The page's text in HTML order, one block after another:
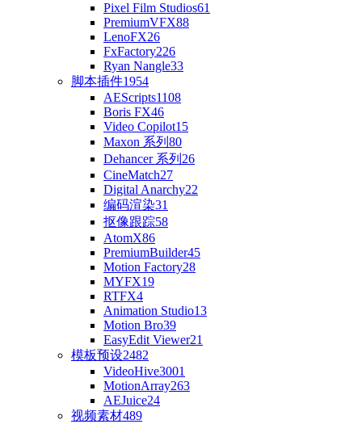
Pixel Film Studios61
PremiumVFX88
LenoFX26
FxFactory226
Ryan Nangle33
脚本插件1954
AEScripts1108
Boris FX46
Video Copilot15
Maxon 系列 80
Dehancer 系列 26
CineMatch27
Digital Anarchy22
编码渲染31
抠像跟踪58
AtomX86
PremiumBuilder45
Motion Factory28
MYFX19
RTFX4
Animation Studio13
Motion Bro39
EasyEdit Viewer21
模板预设2482
VideoHive3001
MotionArray263
AEJuice24
视频素材489